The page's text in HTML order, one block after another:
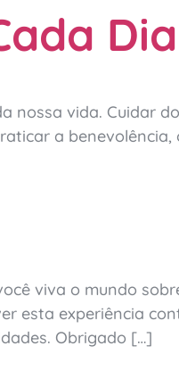
nossa vida. Cuidar
a benevolência,
viva o mundo
esta experiência
Obrigado […]